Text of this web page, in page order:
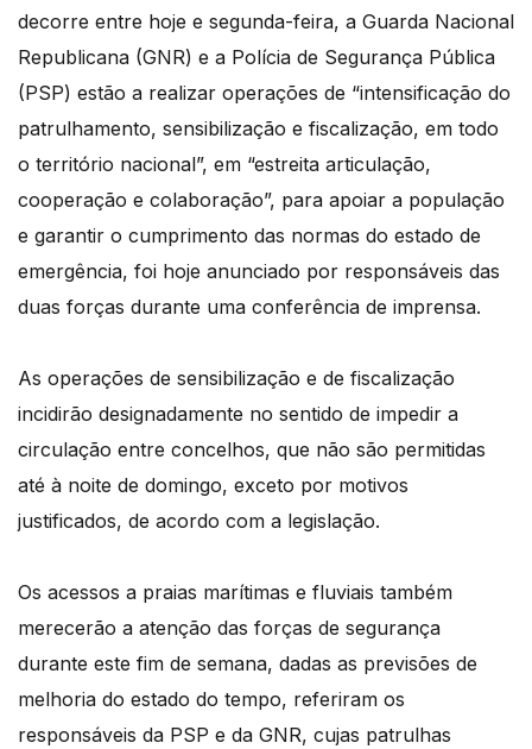
decorre entre hoje e segunda-feira, a Guarda Nacional
Republicana (GNR) e a Polícia de Segurança Pública
(PSP) estão a realizar operações de “intensificação do
patrulhamento, sensibilização e fiscalização, em todo
o território nacional”, em “estreita articulação,
cooperação e colaboração”, para apoiar a população
e garantir o cumprimento das normas do estado de
emergência, foi hoje anunciado por responsáveis das
duas forças durante uma conferência de imprensa.
As operações de sensibilização e de fiscalização
incidirão designadamente no sentido de impedir a
circulação entre concelhos, que não são permitidas
até à noite de domingo, exceto por motivos
justificados, de acordo com a legislação.
Os acessos a praias marítimas e fluviais também
merecerão a atenção das forças de segurança
durante este fim de semana, dadas as previsões de
melhoria do estado do tempo, referiram os
responsáveis da PSP e da GNR, cujas patrulhas